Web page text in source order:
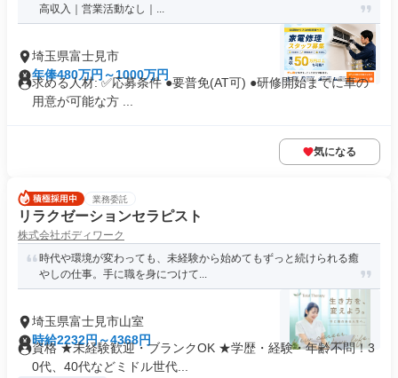
高収入｜営業活動なし｜...
埼玉県富士見市
年俸480万円～1000万円
求める人材: ✅️応募条件 ●要普免(AT可) ●研修開始までに車の
用意が可能な方 ...
気になる
業務委託
リラクゼーションセラピスト
株式会社ボディワーク
時代や環境が変わっても、未経験から始めてもずっと続けられる癒
やしの仕事。手に職を身につけて...
埼玉県富士見市山室
時給2232円～4368円
資格 ★未経験歓迎・ブランクOK ★学歴・経験・年齢不問！3
0代、40代などミドル世代...